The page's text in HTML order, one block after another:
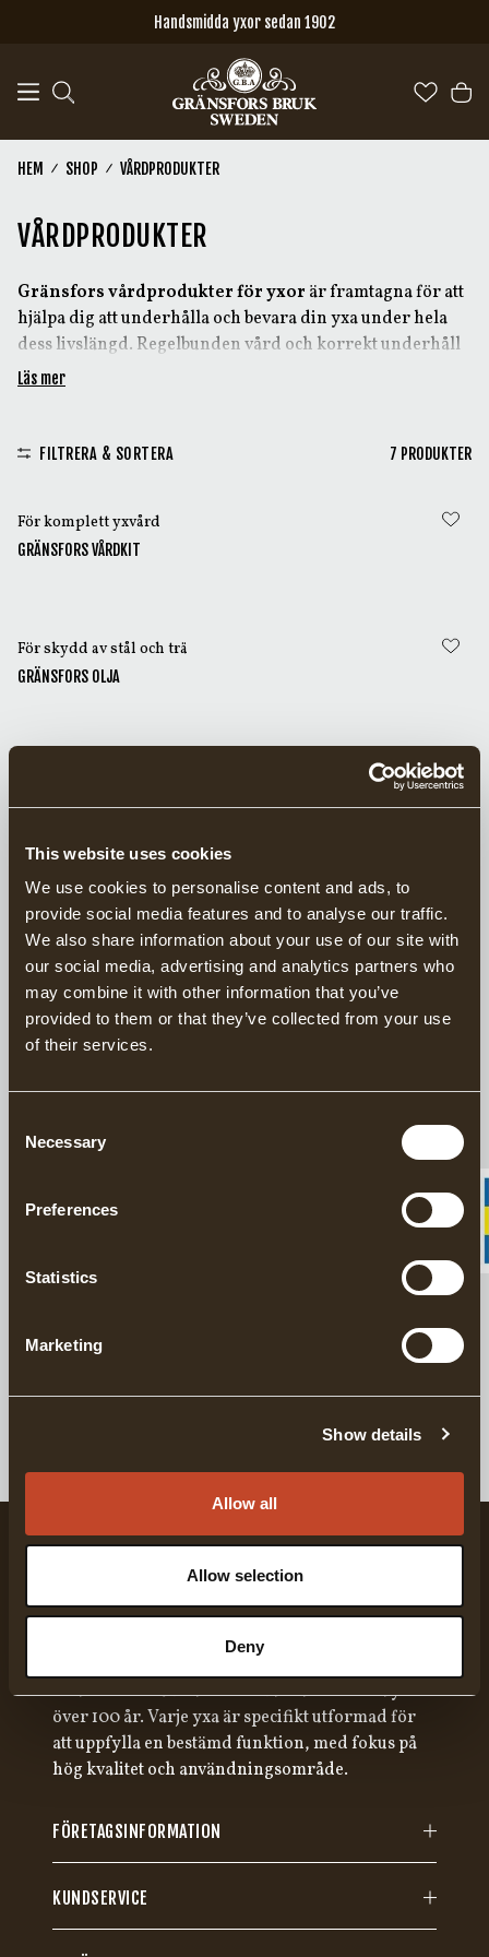
This website uses cookies
We use cookies to personalise content and ads, to
provide social media features and to analyse our traffic.
We also share information about your use of our site with
our social media, advertising and analytics partners who
may combine it with other information that you’ve
provided to them or that they’ve collected from your use
of their services.
Selection
Necessary
Preferences
Statistics
Marketing
Show details
Allow all
Allow selection
Deny
Handsmidda yxor sedan 1902
HEM SHOP VÅRDPRODUKTER
VÅRDPRODUKTER
Gränsfors vårdprodukter för yxor är framtagna för att
hjälpa dig att underhålla och bevara din yxa under hela
dess livslängd. Regelbunden vård och korrekt underhåll
minskar slitaget vid användning och säkerställer att yxan
Sortimentet av vårdprodukter hjälper dig att bevara
eggen, vårda skaftet och förlänga yxans livslängd. När en
med rätt produkter kan den hålla i generationer.
Läs mer
FILTRERA & SORTERA 7 PRODUKTER
För komplett yxvård
GRÄNSFORS VÅRDKIT
För skydd av stål och trä
GRÄNSFORS OLJA
GRÄNSFORS LÄDERFETT
För slipning
GRÄNSFORS BRYNE
För slipning
GRÄNSFORS BRYNE AV NATURSTEN
För återställning av eggen
För slipning
70.00 USD
Gränsfors Bruk har tillverkat handsmidda yxor i
över 100 år. Varje yxa är specifikt utformad för
att uppfylla en bestämd funktion, med fokus på
hög kvalitet och användningsområde.
FÖRETAGSINFORMATION
KUNDSERVICE